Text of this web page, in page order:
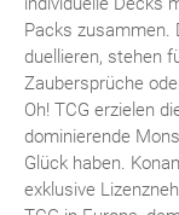
Packs zusammen.
duellieren, stehen
Zaubersprüche
Oh! TCG erzielen
dominierende
Glück haben.
exklusive